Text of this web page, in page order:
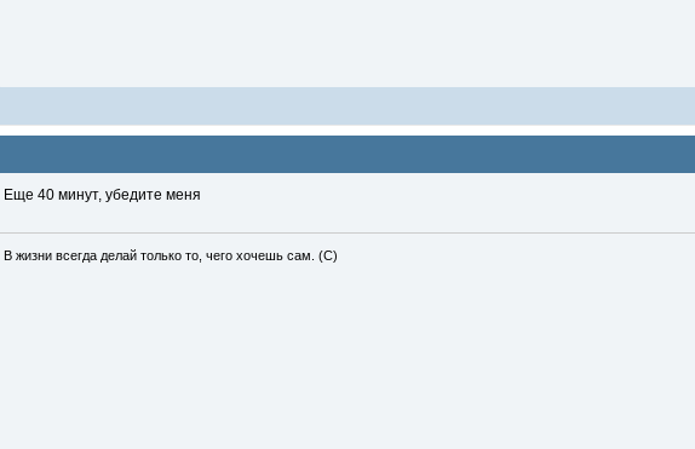
Еще 40 минут, убедите меня
В жизни всегда делай только то, чего хочешь сам. (С)